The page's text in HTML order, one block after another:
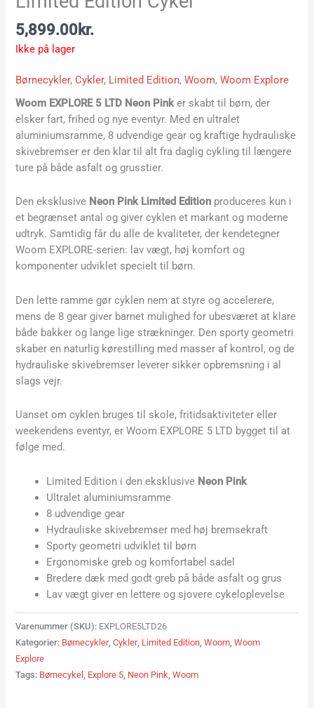
5,899.00kr.
Ikke på lager
Børnecykler,Cykler, Limited Edition,Woom,Woom Explore
Woom EXPLORE 5 LTD Neon Pinker skabt til børn, der
elsker fart, frihed og nye eventyr. Med en ultralet
aluminiumsramme, 8 udvendige gear og kraftige hydrauliske
skivebremser er den klar til alt fra daglig cykling til længere
ture på både asfalt og grusstier.
Den eksklusive Neon Pink Limited Edition produceres kun i
et begrænset antal og giver cyklen et markant og moderne
udtryk. Samtidig får du alle de kvaliteter, der kendetegner
Woom EXPLORE-serien: lav vægt, høj komfort og
komponenter udviklet specielt til børn.
Den lette ramme gør cyklen nem at styre og accelerere,
mens de 8 gear giver barnet mulighed for ubesværet at klare
både bakker og lange lige strækninger. Den sporty geometri
skaber en naturlig kørestilling med masser af kontrol, og de
hydrauliske skivebremser leverer sikker opbremsning i al
slags vejr.
Uanset om cyklen bruges til skole, fritidsaktiviteter eller
weekendens eventyr, er Woom EXPLORE 5 LTD bygget til at
følge med.
Limited Edition i den eksklusive Neon Pink
Ultralet aluminiumsramme
8 udvendige gear
Hydrauliske skivebremser med høj bremsekraft
Sporty geometri udviklet til børn
Ergonomiske greb og komfortabel sadel
Bredere dæk med godt greb på både asfalt og grus
Lav vægt giver en lettere og sjovere cykeloplevelse
Varenummer (SKU): EXPLORE5LTD26
Kategorier: Børnecykler,Cykler, Limited Edition,Woom,Woom
Explore
Tags: Børnecykel , Explore 5, Neon Pink,Woom